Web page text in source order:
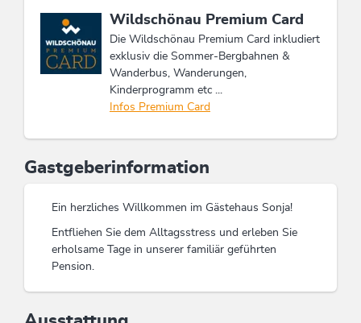
Diese Unterkunft ist Mitglied von
Wildschönau Premium Card
Die Wildschönau Premium Card inkludiert
exklusiv die Sommer-Bergbahnen &
Wanderbus, Wanderungen,
Kinderprogramm etc ...
Infos Premium Card
Gastgeberinformation
Ein herzliches Willkommen im Gästehaus Sonja!
Entfliehen Sie dem Alltagsstress und erleben Sie
erholsame Tage in unserer familiär geführten
Pension.